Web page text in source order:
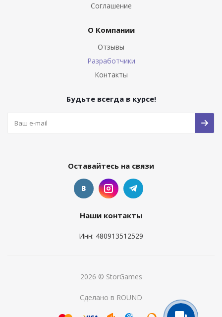
Соглашение
О Компании
Отзывы
Разработчики
Контакты
Будьте всегда в курсе!
Оставайтесь на связи
Наши контакты
Инн: 480913512529
2026 © StorGames
Сделано в ROUND